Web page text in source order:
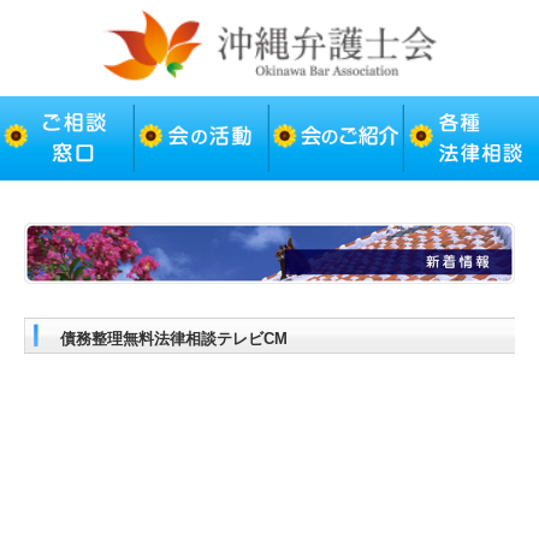
債務整理無料法律相談テレビCM